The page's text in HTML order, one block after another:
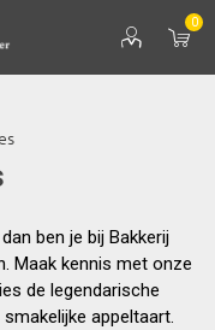
0
ben je bij Bakkerij
Maak kennis met onze
de legendarische
appeltaart.